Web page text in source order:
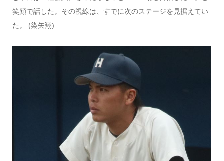
笑顔で話した。その視線は、すでに次のステージを見据えてい
た。 (染矢翔)